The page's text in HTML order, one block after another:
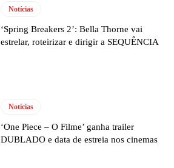
Notícias
‘Spring Breakers 2’: Bella Thorne vai
estrelar, roteirizar e dirigir a SEQUÊNCIA
Notícias
‘One Piece – O Filme’ ganha trailer
DUBLADO e data de estreia nos cinemas